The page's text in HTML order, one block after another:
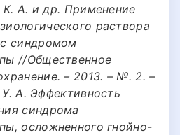
К. А. и др. Применение
раствора
синдромом
//Общественное
– 2013. – №. 2. –
А. Эффективность
синдрома
осложненного гнойно-